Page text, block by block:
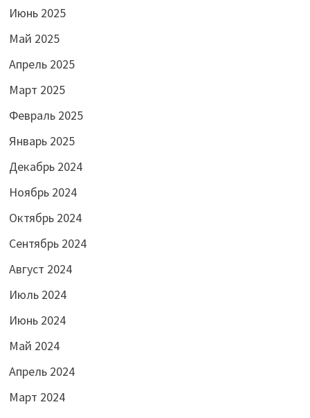
Июнь 2025
Май 2025
Апрель 2025
Март 2025
Февраль 2025
Январь 2025
Декабрь 2024
Ноябрь 2024
Октябрь 2024
Сентябрь 2024
Август 2024
Июль 2024
Июнь 2024
Май 2024
Апрель 2024
Март 2024